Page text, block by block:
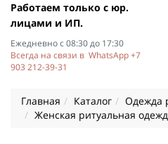
Работаем только с юр.
лицами и ИП.
Ежедневно с 08:30 до 17:30
Всегда на связи в WhatsApp +7
903 212-39-31
Главная Каталог
Одежда
Женская ритуальная